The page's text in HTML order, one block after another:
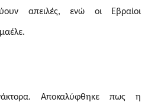
απειλές, ενώ οι Εβραίοι
Αποκαλύφθηκε πως η